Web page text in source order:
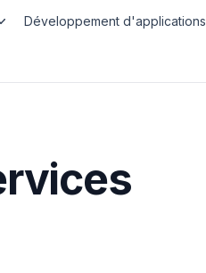
Développement d'applications